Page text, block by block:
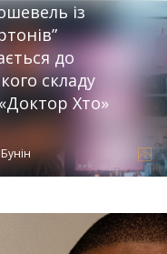
із
до
складу
Хто»